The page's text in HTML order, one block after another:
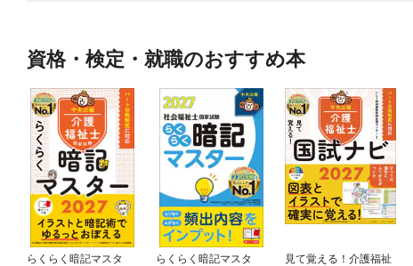
資格・検定・就職のおすすめ本
らくらく暗記マスタ
らくらく暗記マスタ
見て覚える！介護福祉